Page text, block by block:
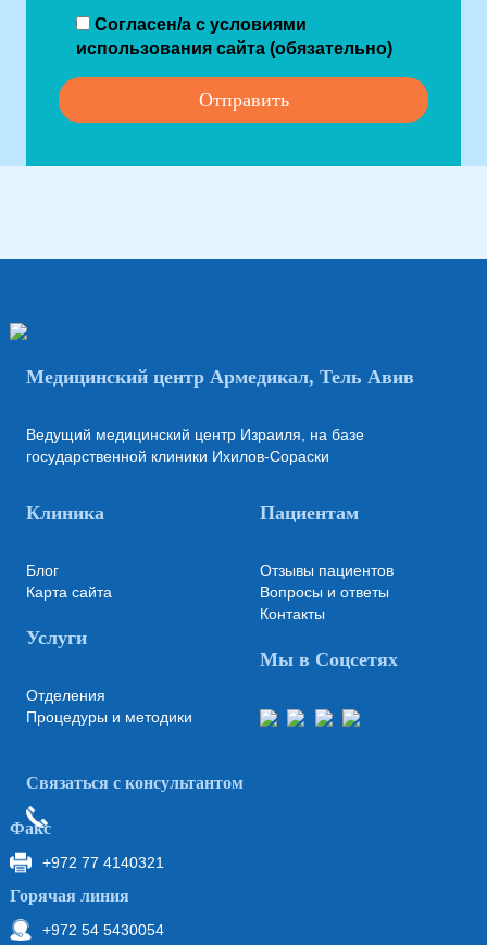
Согласен/а с условиями
использования сайта (обязательно)
Медицинский центр Армедикал, Тель Авив
Ведущий медицинский центр Израиля, на базе
государственной клиники Ихилов-Сораски
Клиника
Блог
Карта сайта
Услуги
Отделения
Процедуры и методики
Пациентам
Отзывы пациентов
Вопросы и ответы
Контакты
Мы в Соцсетях
Связаться с консультантом
Факс
+972 77 4140321
Горячая линия
+972 54 5430054